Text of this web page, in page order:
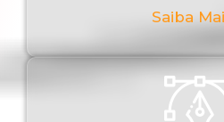
Saiba